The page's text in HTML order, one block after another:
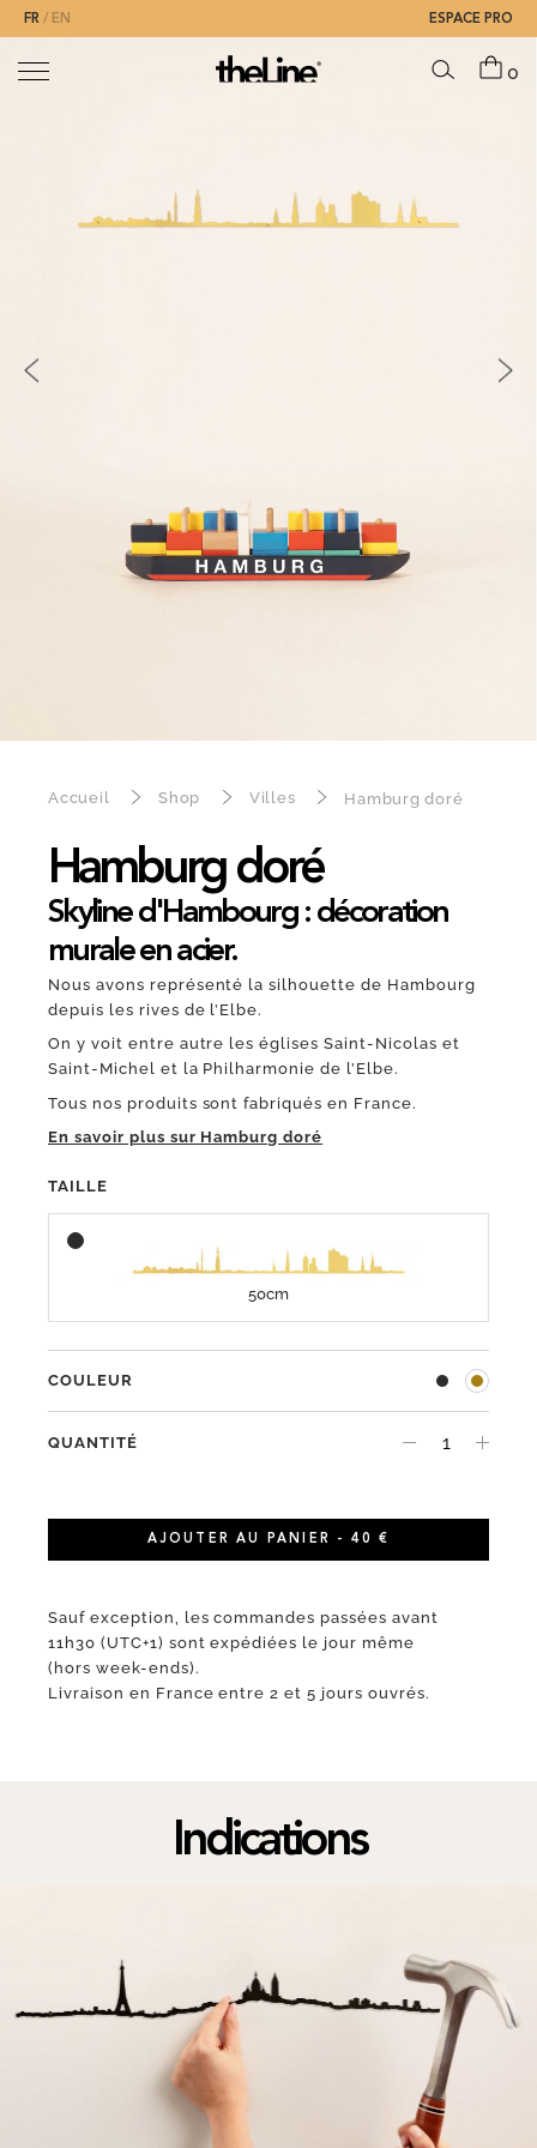
FR EN ESPACE PRO
0
Accueil Shop Villes Hamburg doré
Hamburg doré
Skyline d'Hambourg : décoration
murale en acier.
Nous avons représenté la silhouette de Hambourg
depuis les rives de l’Elbe.
On y voit entre autre les églises Saint-Nicolas et
Saint-Michel et la Philharmonie de l’Elbe.
Tous nos produits sont fabriqués en France.
En savoir plus sur Hamburg doré
TAILLE
50cm
COULEUR
QUANTITÉ
AJOUTER AU PANIER - 40 €
Sauf exception, les commandes passées avant
11h30 (UTC+1) sont expédiées le jour même
(hors week-ends).
Livraison en France entre 2 et 5 jours ouvrés.
Indications